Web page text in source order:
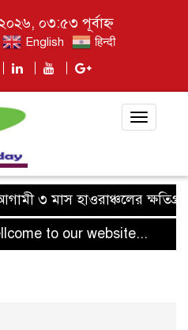
০৩:৫৩ পূর্বাহ্ন
English हिन्दी
Toggle
৩ মাস হাওরাঞ্চলের ক্ষতিগ্রস্ত
to our website...